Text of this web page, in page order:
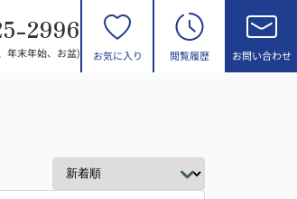
2996
年末年始、お盆) お気に入り 閲覧履歴 お問い合わせ